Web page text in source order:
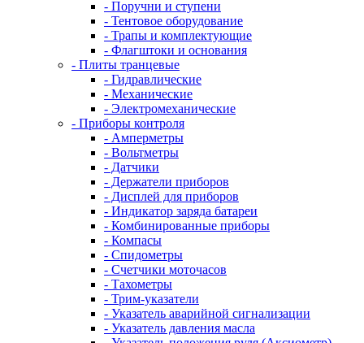
- Поручни и ступени
- Тентовое оборудование
- Трапы и комплектующие
- Флагштоки и основания
- Плиты транцевые
- Гидравлические
- Механические
- Электромеханические
- Приборы контроля
- Амперметры
- Вольтметры
- Датчики
- Держатели приборов
- Дисплей для приборов
- Индикатор заряда батареи
- Комбинированные приборы
- Компасы
- Спидометры
- Счетчики моточасов
- Тахометры
- Трим-указатели
- Указатель аварийной сигнализации
- Указатель давления масла